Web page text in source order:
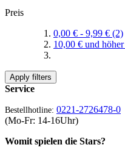
Preis
0,00 € - 9,99 € (2)
10,00 € und höher
Apply filters
Service
Bestellhotline: 0221-2726478-0
(Mo-Fr: 14-16Uhr)
Womit spielen die Stars?